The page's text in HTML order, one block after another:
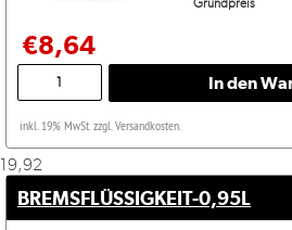
Grundpreis
€8,64
inkl. 19% MwSt. zzgl. Versandkosten.
19,92
BREMSFLÜSSIGKEIT-0,95L